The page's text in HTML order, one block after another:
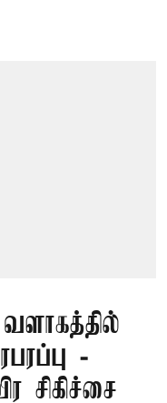
-
சிகிச்சை